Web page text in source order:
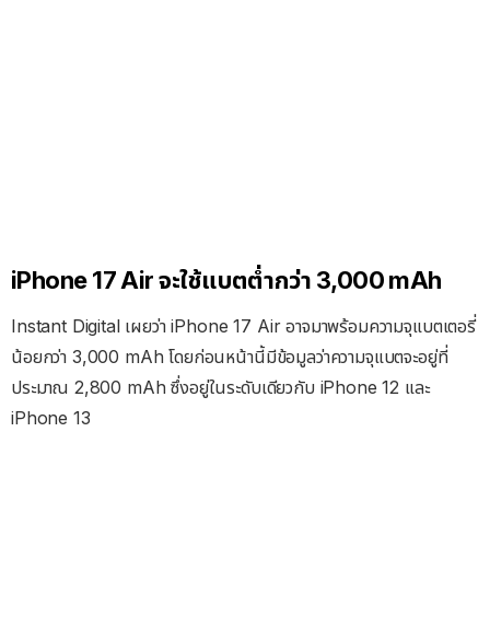
iPhone 17 Air จะใช้แบตต่ำกว่า 3,000 mAh
Instant Digital เผยว่า iPhone 17 Air อาจมาพร้อมความจุแบตเตอรี่
น้อยกว่า 3,000 mAh โดยก่อนหน้านี้มีข้อมูลว่าความจุแบตจะอยู่ที่
ประมาณ 2,800 mAh ซึ่งอยู่ในระดับเดียวกับ iPhone 12 และ
iPhone 13